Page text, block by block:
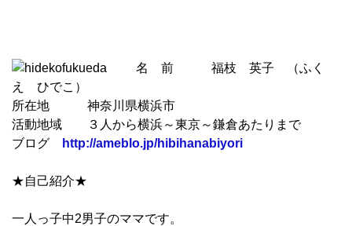
名 前 福枝 英子 （ふく
え ひでこ）
所在地 神奈川県横浜市
活動地域 ３人から横浜～東京～鎌倉あたりまで
ブログ
http://ameblo.jp/hibihanabiyori
★自己紹介★
一人っ子中2男子のママです。